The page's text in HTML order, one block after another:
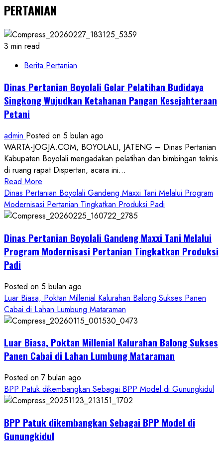
PERTANIAN
3 min read
Berita Pertanian
Dinas Pertanian Boyolali Gelar Pelatihan Budidaya
Singkong Wujudkan Ketahanan Pangan Kesejahteraan
Petani
admin Posted on 5 bulan ago
WARTA-JOGJA.COM, BOYOLALI, JATENG – Dinas Pertanian
Kabupaten Boyolali mengadakan pelatihan dan bimbingan teknis
di ruang rapat Dispertan, acara ini...
Read More
more
about
Dinas
Boyolali
Gelar
Singkong
Wujudkan
Ketahanan
Pangan
Petani
Dinas Pertanian Boyolali Gandeng Maxxi Tani Melalui Program
Modernisasi Pertanian Tingkatkan Produksi Padi
Dinas Pertanian Boyolali Gandeng Maxxi Tani Melalui
Program Modernisasi Pertanian Tingkatkan Produksi
Padi
Posted on 5 bulan ago
Luar Biasa, Poktan Millenial Kalurahan Balong Sukses Panen
Cabai di Lahan Lumbung Mataraman
Luar Biasa, Poktan Millenial Kalurahan Balong Sukses
Panen Cabai di Lahan Lumbung Mataraman
Posted on 7 bulan ago
BPP Patuk dikembangkan Sebagai BPP Model di Gunungkidul
BPP Patuk dikembangkan Sebagai BPP Model di
Gunungkidul